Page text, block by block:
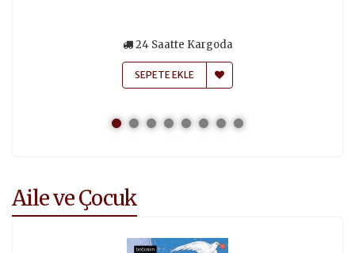
24 Saatte Kargoda
SEPETE EKLE
Aile ve Çocuk